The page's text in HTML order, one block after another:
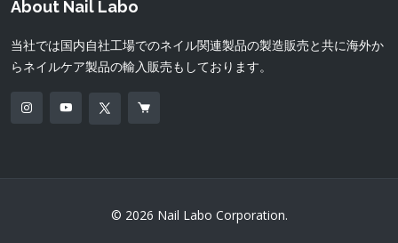
About Nail Labo
当社では国内自社工場でのネイル関連製品の製造販売と共に海外か
らネイルケア製品の輸入販売もしております。
© 2026 Nail Labo Corporation.